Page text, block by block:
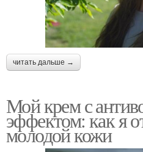
читать дальше →
Мой крем с
эффектом: как я
молодой кожи